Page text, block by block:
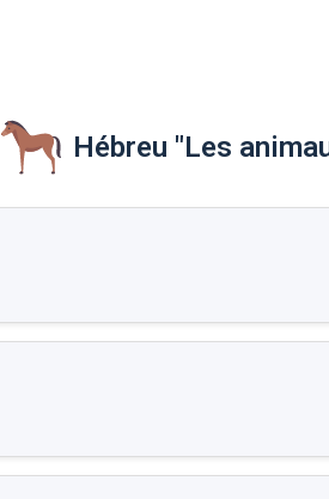
Hébreu "Les